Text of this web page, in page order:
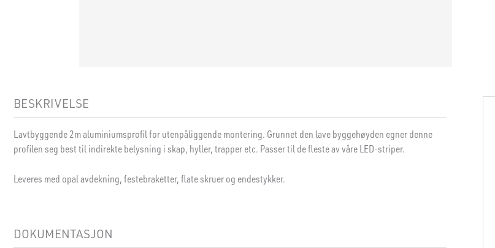
BESKRIVELSE
Lavtbyggende 2m aluminiumsprofil for utenpåliggende montering. Grunnet den lave byggehøyden egner denne
profilen seg best til indirekte belysning i skap, hyller, trapper etc. Passer til de fleste av våre LED-striper.
Leveres med opal avdekning, festebraketter, flate skruer og endestykker.
DOKUMENTASJON